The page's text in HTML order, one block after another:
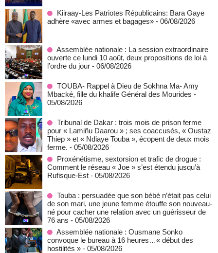
Kiiraay-Les Patriotes Républicains: Bara Gaye
adhère «avec armes et bagages» - 06/08/2026
Assemblée nationale : La session extraordinaire
ouverte ce lundi 10 août, deux propositions de loi à
l’ordre du jour - 06/08/2026
TOUBA- Rappel à Dieu de Sokhna Ma- Amy
Mbacké, fille du khalife Général des Mourides -
05/08/2026
Tribunal de Dakar : trois mois de prison ferme
pour « Lamiñu Daarou » ; ses coaccusés, « Oustaz
Thiep » et « Ndiaye Touba », écopent de deux mois
ferme. - 05/08/2026
Proxénétisme, sextorsion et trafic de drogue :
Comment le réseau « Joe » s’est étendu jusqu’à
Rufisque-Est - 05/08/2026
Touba : persuadée que son bébé n’était pas celui
de son mari, une jeune femme étouffe son nouveau-
né pour cacher une relation avec un guérisseur de
76 ans - 05/08/2026
Assemblée nationale : Ousmane Sonko
convoque le bureau à 16 heures…« début des
hostilités » - 05/08/2026